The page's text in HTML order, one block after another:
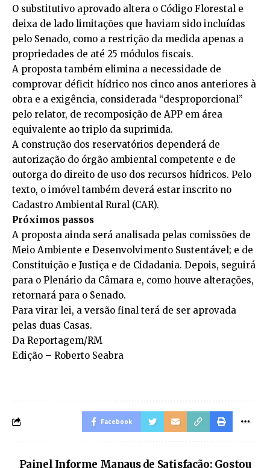
O substitutivo aprovado altera o Código Florestal e
deixa de lado limitações que haviam sido incluídas
pelo Senado, como a restrição da medida apenas a
propriedades de até 25 módulos fiscais.
A proposta também elimina a necessidade de
comprovar déficit hídrico nos cinco anos anteriores à
obra e a exigência, considerada “desproporcional”
pelo relator, de recomposição de APP em área
equivalente ao triplo da suprimida.
A construção dos reservatórios dependerá de
autorização do órgão ambiental competente e de
outorga do direito de uso dos recursos hídricos. Pelo
texto, o imóvel também deverá estar inscrito no
Cadastro Ambiental Rural (CAR).
Próximos passos
A proposta ainda será analisada pelas comissões de
Meio Ambiente e Desenvolvimento Sustentável; e de
Constituição e Justiça e de Cidadania. Depois, seguirá
para o Plenário da Câmara e, como houve alterações,
retornará para o Senado.
Para virar lei, a versão final terá de ser aprovada
pelas duas Casas.
Da Reportagem/RM
Edição – Roberto Seabra
Facebook
Painel Informe Manaus de Satisfação: Gostou